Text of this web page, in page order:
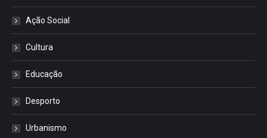
Ação Social
Cultura
Educação
Desporto
Urbanismo